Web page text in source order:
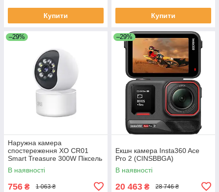
Купити Купити
–29%
Наружна камера
спостереження XO CR01
Smart Treasure 300W Піксель
Camera Біла
В наявності
756 ₴ 1 063 ₴
–29%
Екшн камера Insta360 Ace
Pro 2 (CINSBBGA)
В наявності
20 463 ₴ 28 746 ₴